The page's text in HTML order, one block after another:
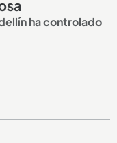
ha controlado